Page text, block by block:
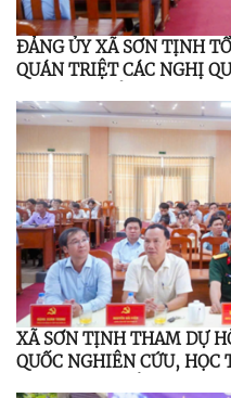
ĐẢNG ỦY XÃ SƠN TỊNH
QUÁN TRIỆT CÁC NGHỊ
XÃ SƠN TỊNH THAM DỰ
QUỐC NGHIÊN CỨU, HỌC